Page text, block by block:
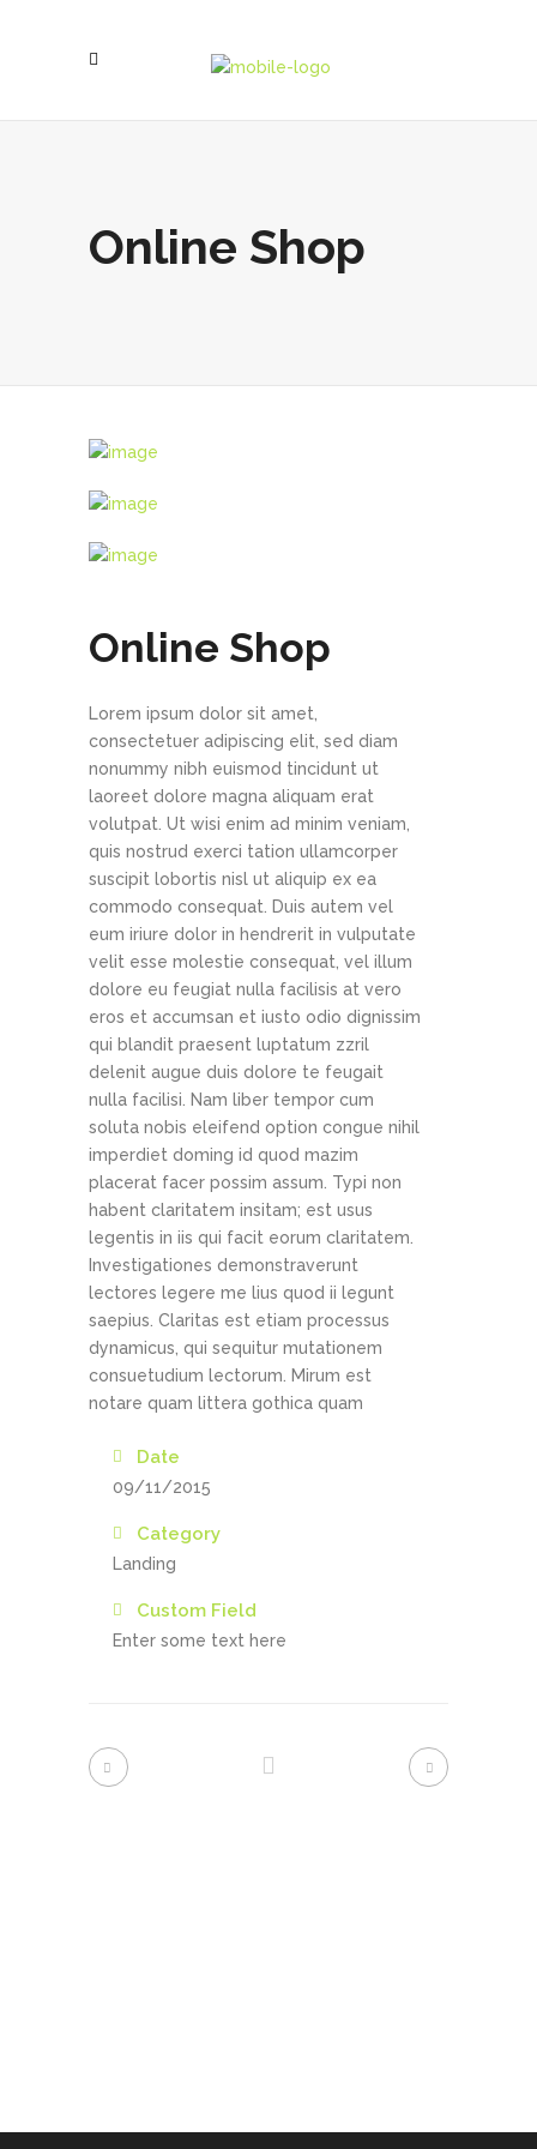
Online Shop
Online Shop
Lorem ipsum dolor sit amet,
consectetuer adipiscing elit, sed diam
nonummy nibh euismod tincidunt ut
laoreet dolore magna aliquam erat
volutpat. Ut wisi enim ad minim veniam,
quis nostrud exerci tation ullamcorper
suscipit lobortis nisl ut aliquip ex ea
commodo consequat. Duis autem vel
eum iriure dolor in hendrerit in vulputate
velit esse molestie consequat, vel illum
dolore eu feugiat nulla facilisis at vero
eros et accumsan et iusto odio dignissim
qui blandit praesent luptatum zzril
delenit augue duis dolore te feugait
nulla facilisi. Nam liber tempor cum
soluta nobis eleifend option congue nihil
imperdiet doming id quod mazim
placerat facer possim assum. Typi non
habent claritatem insitam; est usus
legentis in iis qui facit eorum claritatem.
Investigationes demonstraverunt
lectores legere me lius quod ii legunt
saepius. Claritas est etiam processus
dynamicus, qui sequitur mutationem
consuetudium lectorum. Mirum est
notare quam littera gothica quam
Date
09/11/2015
Category
Landing
Custom Field
Enter some text here